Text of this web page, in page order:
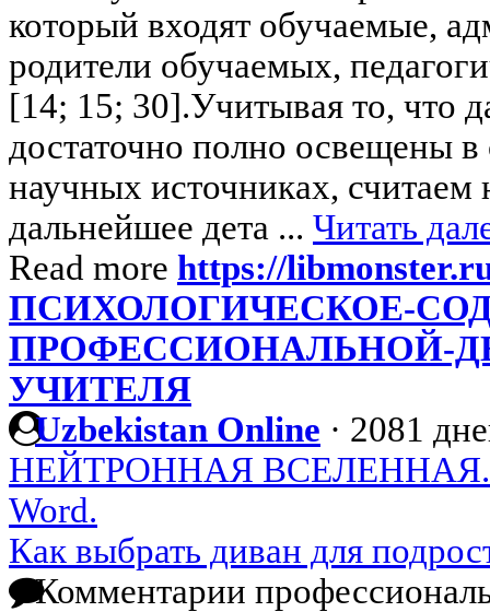
который входят обучаемые,
родители обучаемых,
[14; 15; 30].Учитывая то, что
достаточно полно освещены
научных источниках,
дальнейшее дета ... Читать
Read more https://
ПСИХОЛОГИЧЕСКОЕ-
ПРОФЕССИОНАЛЬНОЙ-
УЧИТЕЛЯ
Uzbekistan Online · 2081
НЕЙТРОННАЯ
Word.
Как выбрать диван для
Комментарии